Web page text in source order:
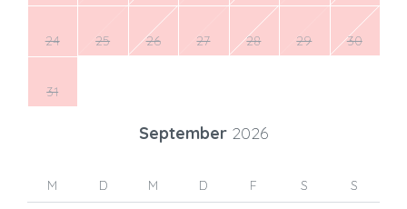
24 25 26 27 28 29 30
31
September 2026
M D M D F S S